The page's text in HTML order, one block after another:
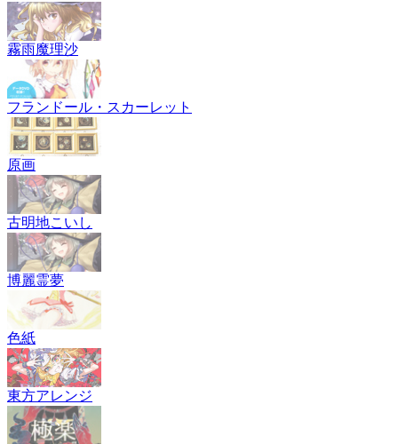
霧雨魔理沙
フランドール・スカーレット
原画
古明地こいし
博麗霊夢
色紙
東方アレンジ